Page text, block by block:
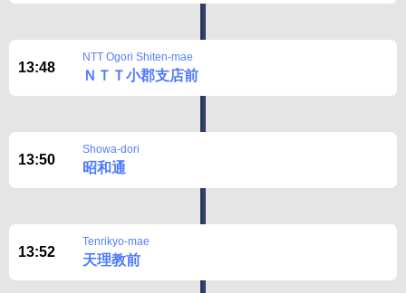
13:48
NTT Ogori Shiten-mae
ＮＴＴ小郡支店前
13:50
Showa-dori
昭和通
13:52
Tenrikyo-mae
天理教前